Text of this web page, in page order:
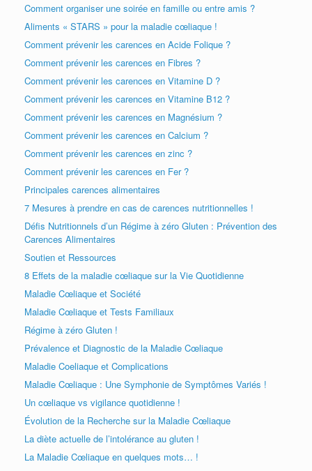
Comment organiser une soirée en famille ou entre amis ?
Aliments « STARS » pour la maladie cœliaque !
Comment prévenir les carences en Acide Folique ?
Comment prévenir les carences en Fibres ?
Comment prévenir les carences en Vitamine D ?
Comment prévenir les carences en Vitamine B12 ?
Comment prévenir les carences en Magnésium ?
Comment prévenir les carences en Calcium ?
Comment prévenir les carences en zinc ?
Comment prévenir les carences en Fer ?
Principales carences alimentaires
7 Mesures à prendre en cas de carences nutritionnelles !
Défis Nutritionnels d’un Régime à zéro Gluten : Prévention des
Carences Alimentaires
Soutien et Ressources
8 Effets de la maladie cœliaque sur la Vie Quotidienne
Maladie Cœliaque et Société
Maladie Cœliaque et Tests Familiaux
Régime à zéro Gluten !
Prévalence et Diagnostic de la Maladie Cœliaque
Maladie Coeliaque et Complications
Maladie Cœliaque : Une Symphonie de Symptômes Variés !
Un cœliaque vs vigilance quotidienne !
Évolution de la Recherche sur la Maladie Cœliaque
La diète actuelle de l’intolérance au gluten !
La Maladie Cœliaque en quelques mots… !